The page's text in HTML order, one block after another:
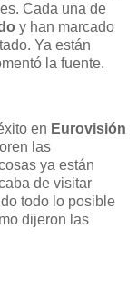
Cada una de
y han marcado
Ya están
la fuente.
en Eurovisión
las
ya están
de visitar
todo lo posible
dijeron las